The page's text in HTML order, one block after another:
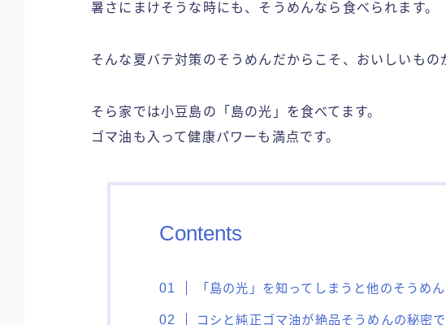
暑さにまけそうな時にも、そうめんなら食べられます。
そんな夏バテ対策のそうめんだからこそ、おいしいもの
そら家では小豆島の「島の光」を食べてます。
ゴマ油も入って健康パワーも満点です。
Contents
「島の光」を知ってしまうと他のそうめ
コシと純正ゴマ油が絶品そうめんの秘密で